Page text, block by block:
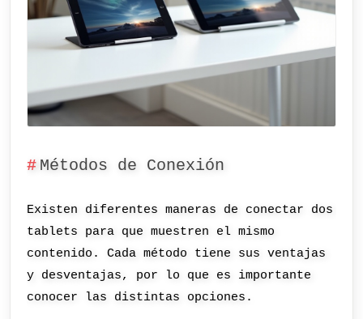
Métodos de Conexión
Existen diferentes maneras de conectar dos
tablets para que muestren el mismo
contenido. Cada método tiene sus ventajas
y desventajas, por lo que es importante
conocer las distintas opciones.